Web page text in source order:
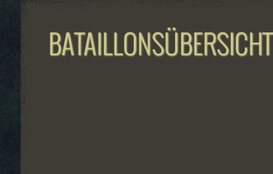
BATAILLONSÜBERSICHT